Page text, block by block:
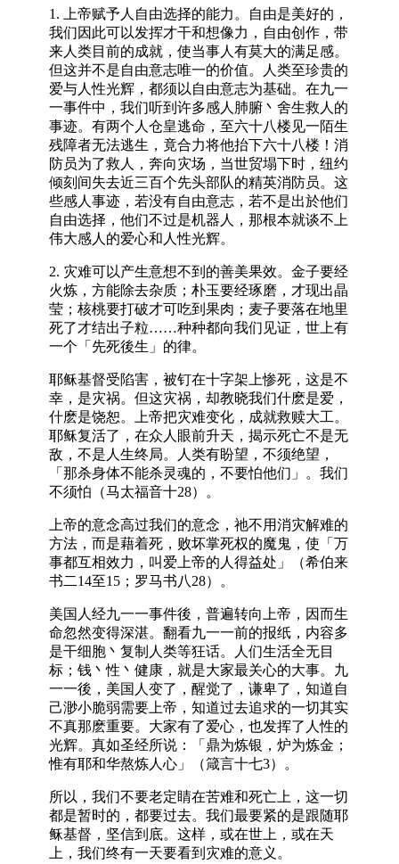
1. 上帝赋予人自由选择的能力。自由是美好的，
我们因此可以发挥才干和想像力，自由创作，带
来人类目前的成就，使当事人有莫大的满足感。
但这并不是自由意志唯一的价值。人类至珍贵的
爱与人性光辉，都须以自由意志为基础。在九一
一事件中，我们听到许多感人肺腑丶舍生救人的
事迹。有两个人仓皇逃命，至六十八楼见一陌生
残障者无法逃生，竟合力将他抬下六十八楼！消
防员为了救人，奔向灾场，当世贸塌下时，纽约
倾刻间失去近三百个先头部队的精英消防员。这
些感人事迹，若没有自由意志，若不是出於他们
自由选择，他们不过是机器人，那根本就谈不上
伟大感人的爱心和人性光辉。
2. 灾难可以产生意想不到的善美果效。金子要经
火炼，方能除去杂质；朴玉要经琢磨，才现出晶
莹；核桃要打破才可吃到果肉；麦子要落在地里
死了才结出子粒……种种都向我们见证，世上有
一个「先死後生」的律。
耶稣基督受陷害，被钉在十字架上惨死，这是不
幸，是灾祸。但这灾祸，却教晓我们什麽是爱，
什麽是饶恕。上帝把灾难变化，成就救赎大工。
耶稣复活了，在众人眼前升天，揭示死亡不是无
敌，不是人生终局。人类有盼望，不须绝望，
「那杀身体不能杀灵魂的，不要怕他们」。我们
不须怕（马太福音十28）。
上帝的意念高过我们的意念，祂不用消灾解难的
方法，而是藉着死，败坏掌死权的魔鬼，使「万
事都互相效力，叫爱上帝的人得益处」（希伯来
书二14至15；罗马书八28）。
美国人经九一一事件後，普遍转向上帝，因而生
命忽然变得深湛。翻看九一一前的报纸，内容多
是干细胞丶复制人类等狂话。人们生活全无目
标；钱丶性丶健康，就是大家最关心的大事。九
一一後，美国人变了，醒觉了，谦卑了，知道自
己渺小脆弱需要上帝，知道过去追求的一切其实
不真那麽重要。大家有了爱心，也发挥了人性的
光辉。真如圣经所说：「鼎为炼银，炉为炼金；
惟有耶和华熬炼人心」（箴言十七3）。
所以，我们不要老定睛在苦难和死亡上，这一切
都是暂时的，都要过去。我们最要紧的是跟随耶
稣基督，坚信到底。这样，或在世上，或在天
上，我们终有一天要看到灾难的意义。